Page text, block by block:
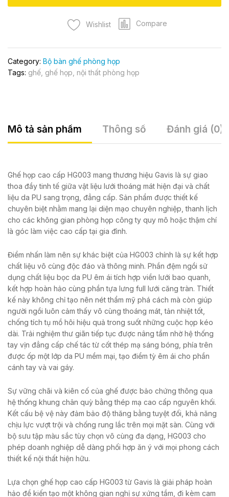
Wishlist Compare
Category: Bộ bàn ghế phòng họp
Tags: ghế ghế họp nội thất phòng họp
Mô tả sản phẩm Thông số Đánh giá (0)
Ghế họp cao cấp HG003 mang thương hiệu Gavis là sự giao
thoa đầy tinh tế giữa vật liệu lưới thoáng mát hiện đại và chất
liệu da PU sang trọng, đẳng cấp. Sản phẩm được thiết kế
chuyên biệt nhằm mang lại diện mạo chuyên nghiệp, thanh lịch
cho các không gian phòng họp công ty quy mô hoặc thậm chí
là góc làm việc cao cấp tại gia đình.
Điểm nhấn làm nên sự khác biệt của HG003 chính là sự kết hợp
chất liệu vô cùng độc đáo và thông minh. Phần đệm ngồi sử
dụng chất liệu bọc da PU êm ái tích hợp viền lưới bao quanh,
kết hợp hoàn hảo cùng phần tựa lưng full lưới căng tràn. Thiết
kế này không chỉ tạo nên nét thẩm mỹ phá cách mà còn giúp
người ngồi luôn cảm thấy vô cùng thoáng mát, tản nhiệt tốt,
chống tích tụ mồ hôi hiệu quả trong suốt những cuộc họp kéo
dài. Trải nghiệm thư giãn tiếp tục được nâng tầm nhờ hệ thống
tay vịn đẳng cấp chế tác từ cốt thép mạ sáng bóng, phía trên
được ốp một lớp da PU mềm mại, tạo điểm tỳ êm ái cho phần
cánh tay và vai gáy.
Sự vững chãi và kiên cố của ghế được bảo chứng thông qua
hệ thống khung chân quỳ bằng thép mạ cao cấp nguyên khối.
Kết cấu bệ vệ này đảm bảo độ thăng bằng tuyệt đối, khả năng
chịu lực vượt trội và chống rung lắc trên mọi mặt sàn. Cùng với
bộ sưu tập màu sắc tùy chọn vô cùng đa dạng, HG003 cho
phép doanh nghiệp dễ dàng phối hợp ăn ý với mọi phong cách
thiết kế nội thất hiện hữu.
Lựa chọn ghế họp cao cấp HG003 từ Gavis là giải pháp hoàn
hảo để kiến tạo một không gian nghị sự xứng tầm, đi kèm cam